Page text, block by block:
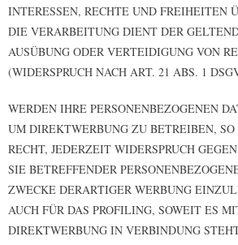
INTERESSEN, RECHTE UND FREIHEITEN
DIE VERARBEITUNG DIENT DER
AUSÜBUNG ODER VERTEIDIGUNG VON
(WIDERSPRUCH NACH ART. 21 ABS. 1
WERDEN IHRE PERSONENBEZOGENEN
UM DIREKTWERBUNG ZU BETREIBEN,
RECHT, JEDERZEIT WIDERSPRUCH
SIE BETREFFENDER
ZWECKE DERARTIGER WERBUNG
AUCH FÜR DAS PROFILING, SOWEIT ES
DIREKTWERBUNG IN VERBINDUNG